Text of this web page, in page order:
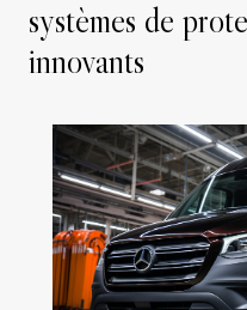
systèmes de
innovants